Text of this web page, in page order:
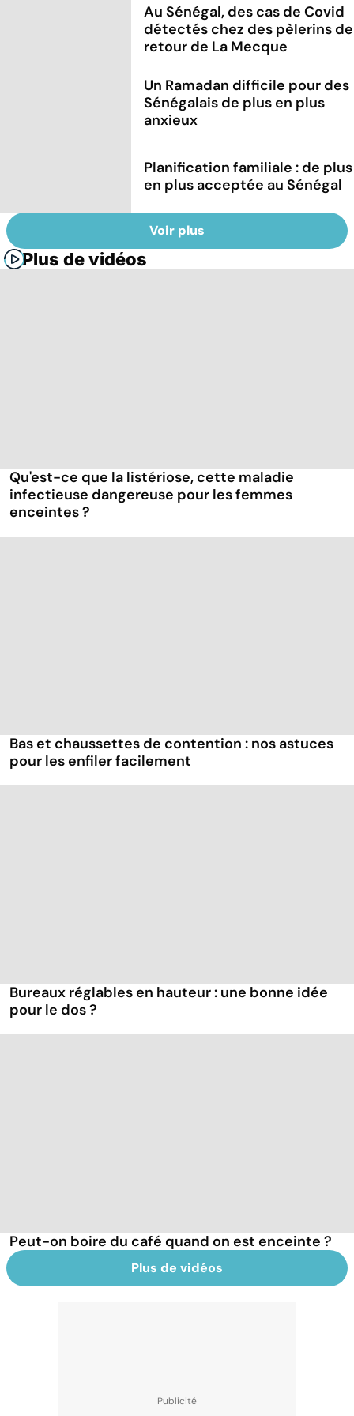
Au Sénégal, des cas de Covid
détectés chez des pèlerins de
retour de La Mecque
Un Ramadan difficile pour des
Sénégalais de plus en plus
anxieux
Planification familiale : de plus
en plus acceptée au Sénégal
Voir plus
Plus de vidéos
Qu'est-ce que la listériose, cette maladie
infectieuse dangereuse pour les femmes
enceintes ?
Bas et chaussettes de contention : nos astuces
pour les enfiler facilement
Bureaux réglables en hauteur : une bonne idée
pour le dos ?
Peut-on boire du café quand on est enceinte ?
Plus de vidéos